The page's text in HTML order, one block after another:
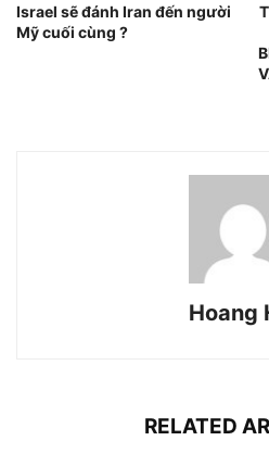
Israel sẽ đánh Iran đến người
Mỹ cuối cùng ?
Hoang
RELATED